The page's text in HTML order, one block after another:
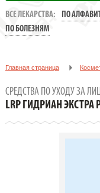
ВСЕ ЛЕКАРСТВА: ПО
ПО БОЛЕЗНЯМ
Главная страница
СРЕДСТВА ПО УХОДУ ЗА
LRP ГИДРИАН ЭКСТРА